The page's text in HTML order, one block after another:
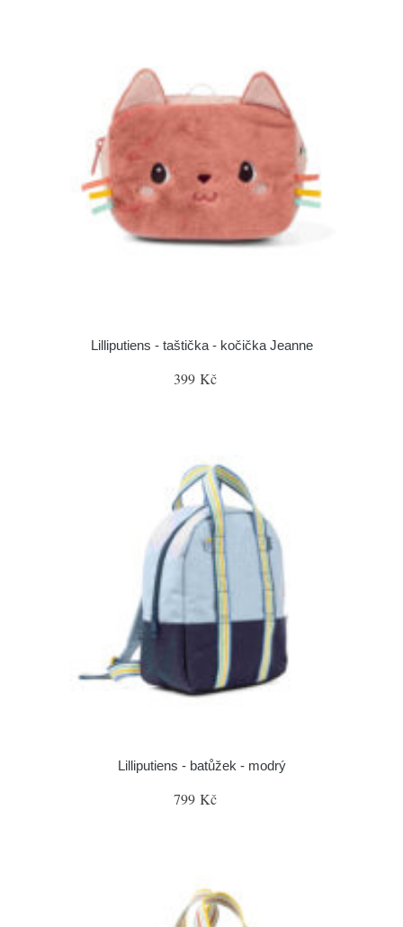
Lilliputiens - taštička - kočička Jeanne
399 Kč
Lilliputiens - batůžek - modrý
799 Kč